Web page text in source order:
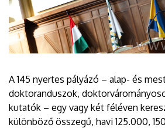
A 145 nyertes pályázó – alap- és
doktoranduszok,
kutatók – egy vagy két féléven
különböző összegű, havi 125.000,